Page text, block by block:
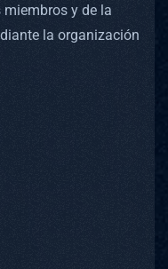
y de la
la organización